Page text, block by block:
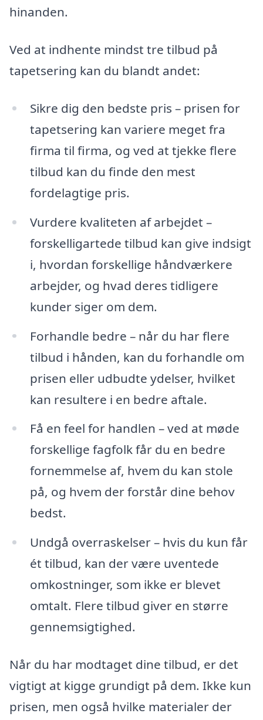
hinanden.
Ved at indhente mindst tre tilbud på
tapetsering kan du blandt andet:
Sikre dig den bedste pris – prisen for
tapetsering kan variere meget fra
firma til firma, og ved at tjekke flere
tilbud kan du finde den mest
fordelagtige pris.
Vurdere kvaliteten af arbejdet –
forskelligartede tilbud kan give indsigt
i, hvordan forskellige håndværkere
arbejder, og hvad deres tidligere
kunder siger om dem.
Forhandle bedre – når du har flere
tilbud i hånden, kan du forhandle om
prisen eller udbudte ydelser, hvilket
kan resultere i en bedre aftale.
Få en feel for handlen – ved at møde
forskellige fagfolk får du en bedre
fornemmelse af, hvem du kan stole
på, og hvem der forstår dine behov
bedst.
Undgå overraskelser – hvis du kun får
ét tilbud, kan der være uventede
omkostninger, som ikke er blevet
omtalt. Flere tilbud giver en større
gennemsigtighed.
Når du har modtaget dine tilbud, er det
vigtigt at kigge grundigt på dem. Ikke kun
prisen, men også hvilke materialer der